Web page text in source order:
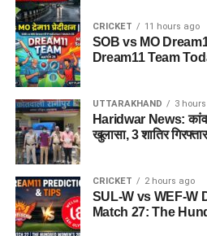
CRICKET 11 hours ago
SOB vs MO
Dream11 Team
UTTARAKHAND 3
Haridwar News:
खुलासा, 3 शातिर
CRICKET 2 hours ago
SUL-W vs WEF-W
Match 27: The